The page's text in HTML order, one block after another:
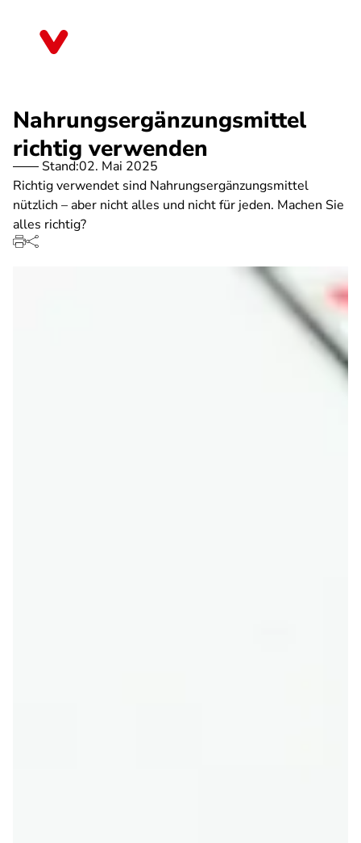
Nahrungsergänzungsmittel
richtig verwenden
Stand:02. Mai 2025
Richtig verwendet sind Nahrungsergänzungsmittel
nützlich – aber nicht alles und nicht für jeden. Machen Sie
alles richtig?